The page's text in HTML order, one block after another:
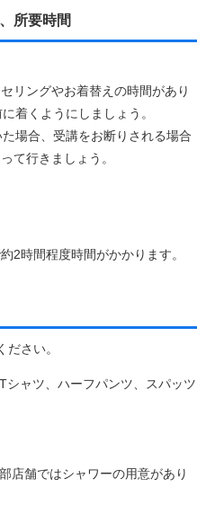
所要時間
リングやお着替えの時間があり
着くようにしましょう。
場合、受講をお断りされる場合
て行きましょう。
2時間程度時間がかかります。
さい。
シャツ、ハーフパンツ、スパッツ
店舗ではシャワーの用意があり